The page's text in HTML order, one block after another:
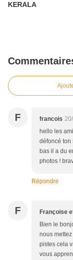
KERALA
F francois
hello les
défoncé ton
bas il a du
photos !
Répondre
F Françoise
Bien le
nous
pistes cela
vous